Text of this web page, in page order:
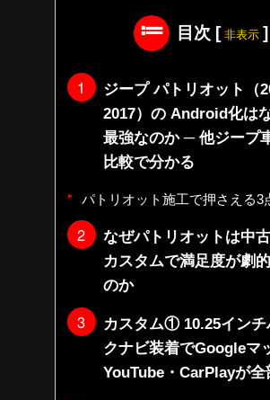
目次 [ 非表示 ]
ジープ パトリオット（
2017）の Android化は
最強なのか ─ 他ジープ
比較で分かる
パトリオット施工で押さえる3
なぜパトリオットは中
カスタムで満足度が劇
のか
カスタム① 10.25インチ
クナビ装着でGoogleマ
YouTube・CarPlayが全